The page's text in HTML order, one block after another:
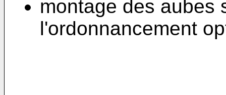
montage des aubes
l'ordonnancement